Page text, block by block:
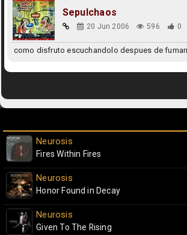
Sepulchaos
20 Jun 2006 596 0
como disfruto escuchandolo despues de
Neurosis
Fires Within Fires
Neurosis
Honor Found in Decay
Neurosis
Given To The Rising